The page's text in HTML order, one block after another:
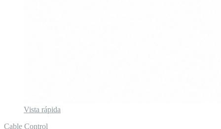
Vista rápida
Cable Control